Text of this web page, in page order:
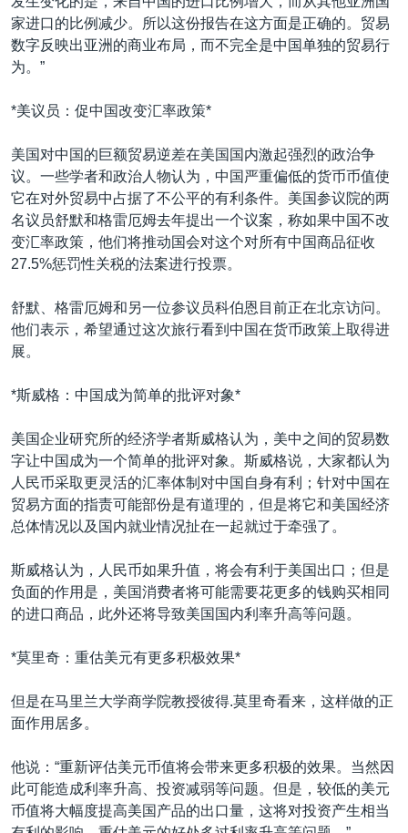
家进口的比例减少。所以这份报告在这方面是正确的。贸易
数字反映出亚洲的商业布局，而不完全是中国单独的贸易行
为。”
*美议员：促中国改变汇率政策*
美国对中国的巨额贸易逆差在美国国内激起强烈的政治争
议。一些学者和政治人物认为，中国严重偏低的货币币值使
它在对外贸易中占据了不公平的有利条件。美国参议院的两
名议员舒默和格雷厄姆去年提出一个议案，称如果中国不改
变汇率政策，他们将推动国会对这个对所有中国商品征收
27.5%惩罚性关税的法案进行投票。
舒默、格雷厄姆和另一位参议员科伯恩目前正在北京访问。
他们表示，希望通过这次旅行看到中国在货币政策上取得进
展。
*斯威格：中国成为简单的批评对象*
美国企业研究所的经济学者斯威格认为，美中之间的贸易数
字让中国成为一个简单的批评对象。斯威格说，大家都认为
人民币采取更灵活的汇率体制对中国自身有利；针对中国在
贸易方面的指责可能部份是有道理的，但是将它和美国经济
总体情况以及国内就业情况扯在一起就过于牵强了。
斯威格认为，人民币如果升值，将会有利于美国出口；但是
负面的作用是，美国消费者将可能需要花更多的钱购买相同
的进口商品，此外还将导致美国国内利率升高等问题。
*莫里奇：重估美元有更多积极效果*
但是在马里兰大学商学院教授彼得.莫里奇看来，这样做的正
面作用居多。
他说：“重新评估美元币值将会带来更多积极的效果。当然因
此可能造成利率升高、投资减弱等问题。但是，较低的美元
币值将大幅度提高美国产品的出口量，这将对投资产生相当